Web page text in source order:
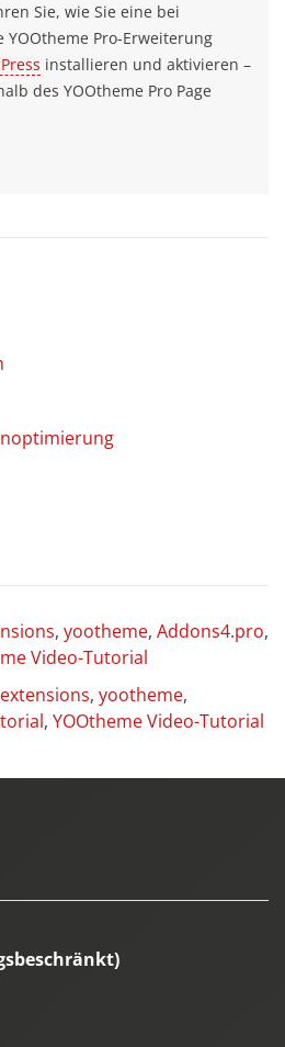
Sie, wie Sie eine bei
Pro-Erweiterung
installieren und aktivieren –
des YOOtheme Pro Page
, yootheme, Addons4.pro,
Video-Tutorial
, yootheme,
, YOOtheme Video-Tutorial